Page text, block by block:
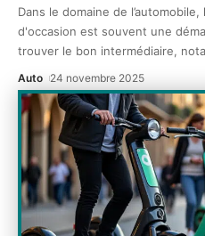
Dans le domaine de
d'occasion est souvent une
trouver le bon intermédiaire,
Auto 24 novembre 2025